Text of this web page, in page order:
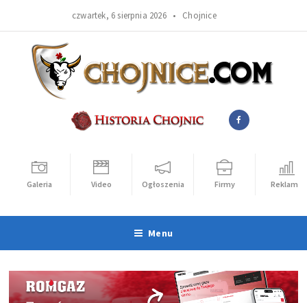
czwartek, 6 sierpnia 2026 • Chojnice
Galeria Video Ogłoszenia Firmy Reklama
Menu